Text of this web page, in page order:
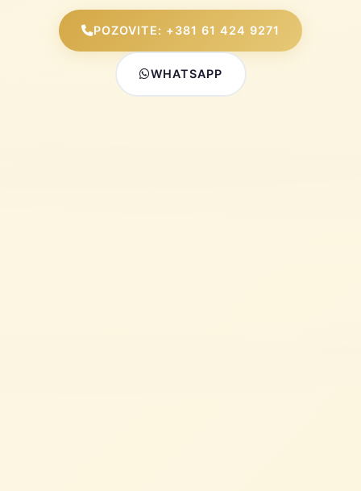
POZOVITE: +381 61 424 9271
WHATSAPP